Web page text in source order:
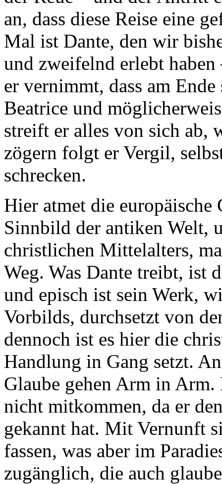
an, dass diese Reise eine
Mal ist Dante, den wir
und zweifelnd erlebt haben
er vernimmt, dass am
Beatrice und
streift er alles von sich ab,
zögern folgt er Vergil,
schrecken.
Hier atmet die europäische
Sinnbild der antiken Welt,
christlichen Mittelalters,
Weg. Was Dante treibt, ist
und episch ist sein Werk,
Vorbilds, durchsetzt von
dennoch ist es hier die
Handlung in Gang setzt.
Glaube gehen Arm in
nicht mitkommen, da er
gekannt hat. Mit Vernunft
fassen, was aber im
zugänglich, die auch